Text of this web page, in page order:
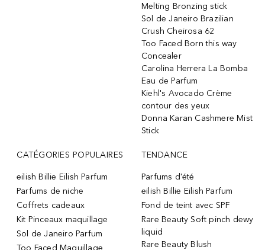
Melting Bronzing stick
Sol de Janeiro Brazilian
Crush Cheirosa 62
Too Faced Born this way
Concealer
Carolina Herrera La Bomba
Eau de Parfum
Kiehl's Avocado Crème
contour des yeux
Donna Karan Cashmere Mist
Stick
CATÉGORIES POPULAIRES
eilish Billie Eilish Parfum
Parfums de niche
Coffrets cadeaux
Kit Pinceaux maquillage
Sol de Janeiro Parfum
Too Faced Maquillage
TENDANCE
Parfums d'été
eilish Billie Eilish Parfum
Fond de teint avec SPF
Rare Beauty Soft pinch dewy
liquid
Rare Beauty Blush